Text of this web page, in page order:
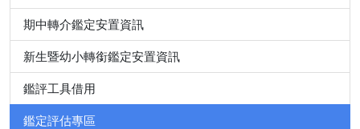
期中轉介鑑定安置資訊
新生暨幼小轉銜鑑定安置資訊
鑑評工具借用
鑑定評估專區